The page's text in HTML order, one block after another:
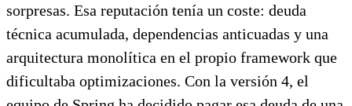
sorpresas. Esa reputación tenía un coste: deuda
técnica acumulada, dependencias anticuadas y una
arquitectura monolítica en el propio framework que
dificultaba optimizaciones. Con la versión 4, el